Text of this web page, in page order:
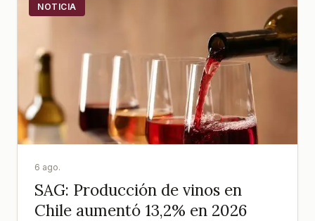
NOTICIA
6 ago.
SAG: Producción de vinos en
Chile aumentó 13,2% en 2026